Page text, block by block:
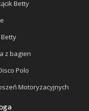
Betty
Betty
z bagien
Polo
Motoryzacyjnych